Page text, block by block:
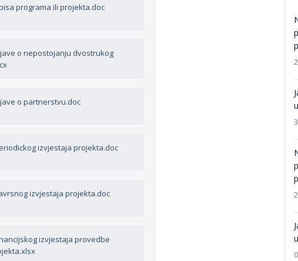
programa ili projekta.doc
o nepostojanju dvostrukog
o partnerstvu.doc
izvjestaja projekta.doc
izvjestaja projekta.doc
izvjestaja provedbe